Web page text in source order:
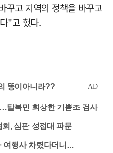
꾸고 지역의 정책을 바꾸고
"고 했다.
탈북민 회상한 기쁨조 검사
, 심판 성접대 파문
여행사 차렸다더니…